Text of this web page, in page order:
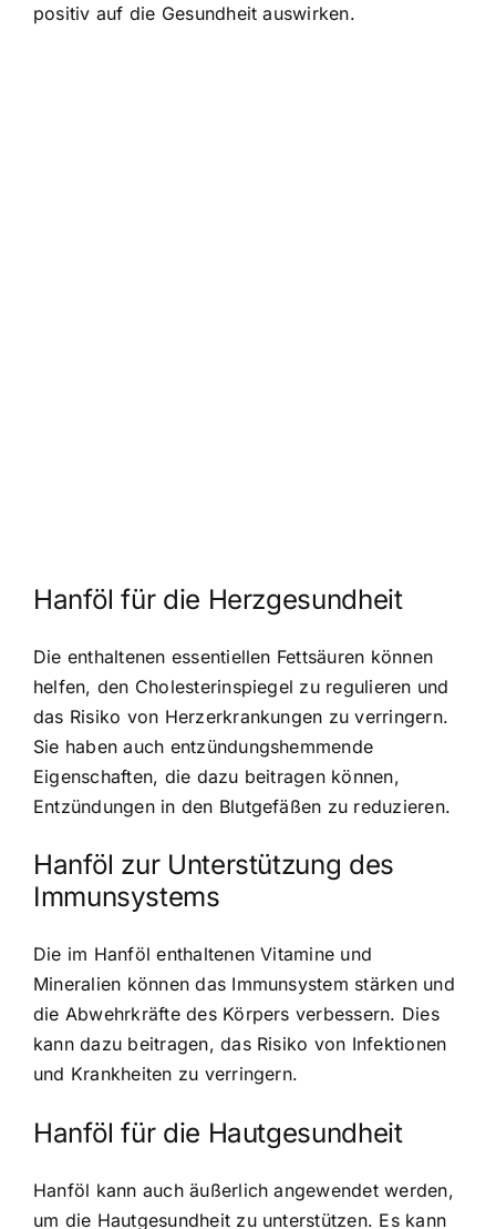
positiv auf die Gesundheit auswirken.
Hanföl für die Herzgesundheit
Die enthaltenen essentiellen Fettsäuren können
helfen, den Cholesterinspiegel zu regulieren und
das Risiko von Herzerkrankungen zu verringern.
Sie haben auch entzündungshemmende
Eigenschaften, die dazu beitragen können,
Entzündungen in den Blutgefäßen zu reduzieren.
Hanföl zur Unterstützung des
Immunsystems
Die im Hanföl enthaltenen Vitamine und
Mineralien können das Immunsystem stärken und
die Abwehrkräfte des Körpers verbessern. Dies
kann dazu beitragen, das Risiko von Infektionen
und Krankheiten zu verringern.
Hanföl für die Hautgesundheit
Hanföl kann auch äußerlich angewendet werden,
um die Hautgesundheit zu unterstützen. Es kann